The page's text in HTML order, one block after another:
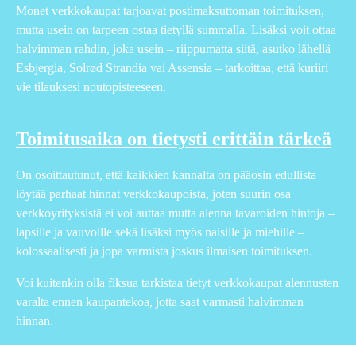
Monet verkkokaupat tarjoavat postimaksuttoman toimituksen,
mutta usein on tarpeen ostaa tietyllä summalla. Lisäksi voit ottaa
halvimman rahdin, joka usein – riippumatta siitä, asutko lähellä
Esbjergia, Solrød Strandia vai Assensia – tarkoittaa, että kuriiri
vie tilauksesi noutopisteeseen.
Toimitusaika on tietysti erittäin tärkeä
On osoittautunut, että kaikkien kannalta on pääosin edullista
löytää parhaat hinnat verkkokaupoista, joten suurin osa
verkkoyrityksistä ei voi auttaa mutta alenna tavaroiden hintoja –
lapsille ja vauvoille sekä lisäksi myös naisille ja miehille –
kolossaalisesti ja jopa varmista joskus ilmaisen toimituksen.
Voi kuitenkin olla fiksua tarkistaa tietyt verkkokaupat alennusten
varalta ennen kaupantekoa, jotta saat varmasti halvimman
hinnan.